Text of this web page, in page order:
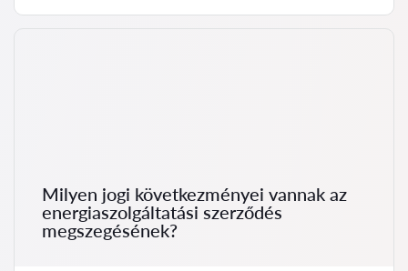
Milyen jogi következményei vannak az
energiaszolgáltatási szerződés
megszegésének?